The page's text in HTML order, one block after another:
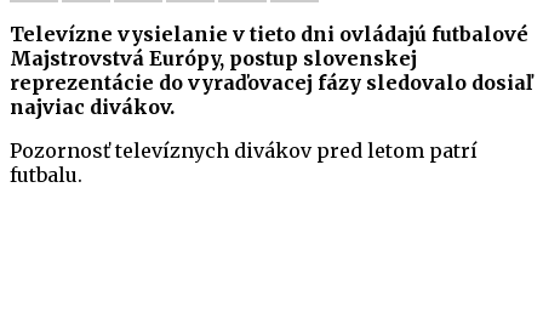
Televízne vysielanie v tieto dni ovládajú futbalové
Majstrovstvá Európy, postup slovenskej
reprezentácie do vyraďovacej fázy sledovalo dosiaľ
najviac divákov.
Pozornosť televíznych divákov pred letom patrí
futbalu.